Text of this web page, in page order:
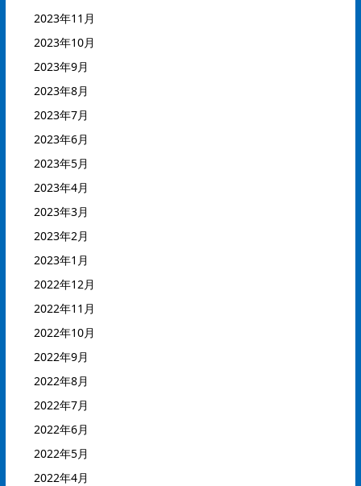
2023年11月
2023年10月
2023年9月
2023年8月
2023年7月
2023年6月
2023年5月
2023年4月
2023年3月
2023年2月
2023年1月
2022年12月
2022年11月
2022年10月
2022年9月
2022年8月
2022年7月
2022年6月
2022年5月
2022年4月